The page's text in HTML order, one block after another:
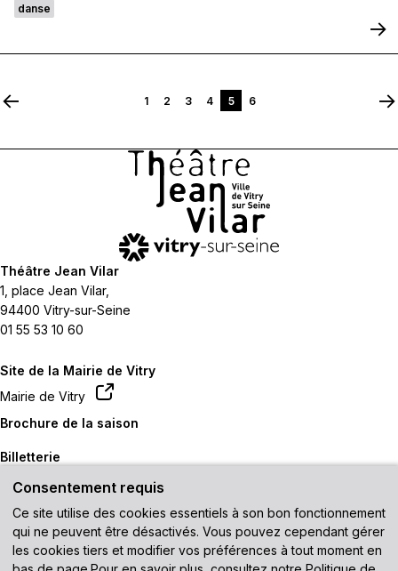
Consentement requis
Ce site utilise des cookies essentiels à son bon fonctionnement
qui ne peuvent être désactivés. Vous pouvez cependant gérer
les cookies tiers et modifier vos préférences à tout moment en
danse
1 2 3 4 5 6
Théâtre Jean Vilar
1, place Jean Vilar,
94400 Vitry-sur-Seine
01 55 53 10 60
Site de la Mairie de Vitry
Mairie de Vitry
Brochure de la saison
Billetterie
Contactez-nous
Venir au théâtre
Recevez notre newsletter